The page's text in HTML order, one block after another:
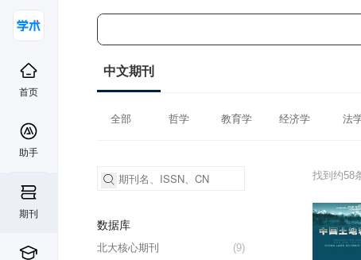
首页
助手
期刊
中文期刊
全部 哲学 教育学 经济学 法
数据库
(9)
北大核心期刊
找到约58